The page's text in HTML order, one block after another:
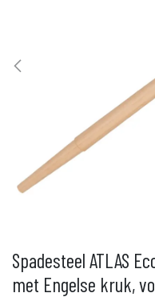
Spadesteel ATLAS
met Engelse kruk,